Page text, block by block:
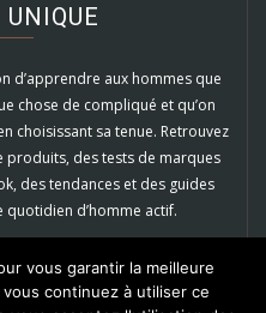
UNIQUE
d’apprendre aux hommes que
chose de compliqué et qu’on
choisissant sa tenue. Retrouvez
produits, des tests de marques
des tendances et des guides
d’homme actif.
vous garantir la meilleure
continuez à utiliser ce